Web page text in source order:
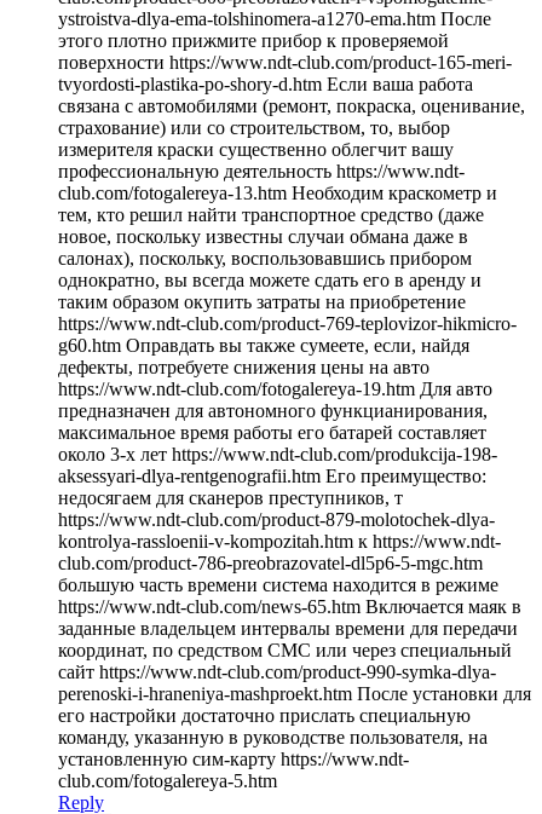
ystroistva-dlya-ema-tolshinomera-a1270-ema.htm После
этого плотно прижмите прибор к проверяемой
поверхности https://www.ndt-club.com/product-165-meri-
tvyordosti-plastika-po-shory-d.htm Если ваша работа
связана с автомобилями (ремонт, покраска, оценивание,
страхование) или со строительством, то, выбор
измерителя краски существенно облегчит вашу
профессиональную деятельность https://www.ndt-
club.com/fotogalereya-13.htm Необходим краскометр и
тем, кто решил найти транспортное средство (даже
новое, поскольку известны случаи обмана даже в
салонах), поскольку, воспользовавшись прибором
однократно, вы всегда можете сдать его в аренду и
таким образом окупить затраты на приобретение
https://www.ndt-club.com/product-769-teplovizor-hikmicro-
g60.htm Оправдать вы также сумеете, если, найдя
дефекты, потребуете снижения цены на авто
https://www.ndt-club.com/fotogalereya-19.htm Для авто
предназначен для автономного функцианирования,
максимальное время работы его батарей составляет
около 3-х лет https://www.ndt-club.com/produkcija-198-
aksessyari-dlya-rentgenografii.htm Его преимущество:
недосягаем для сканеров преступников, т
https://www.ndt-club.com/product-879-molotochek-dlya-
kontrolya-rassloenii-v-kompozitah.htm к https://www.ndt-
club.com/product-786-preobrazovatel-dl5p6-5-mgc.htm
большую часть времени система находится в режиме
https://www.ndt-club.com/news-65.htm Включается маяк в
заданные владельцем интервалы времени для передачи
координат, по средством СМС или через специальный
сайт https://www.ndt-club.com/product-990-symka-dlya-
perenoski-i-hraneniya-mashproekt.htm После установки для
его настройки достаточно прислать специальную
команду, указанную в руководстве пользователя, на
установленную сим-карту https://www.ndt-
club.com/fotogalereya-5.htm
Reply